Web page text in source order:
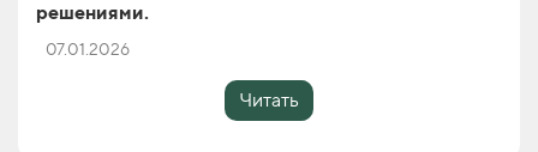
решениями.
07.01.2026
Читать